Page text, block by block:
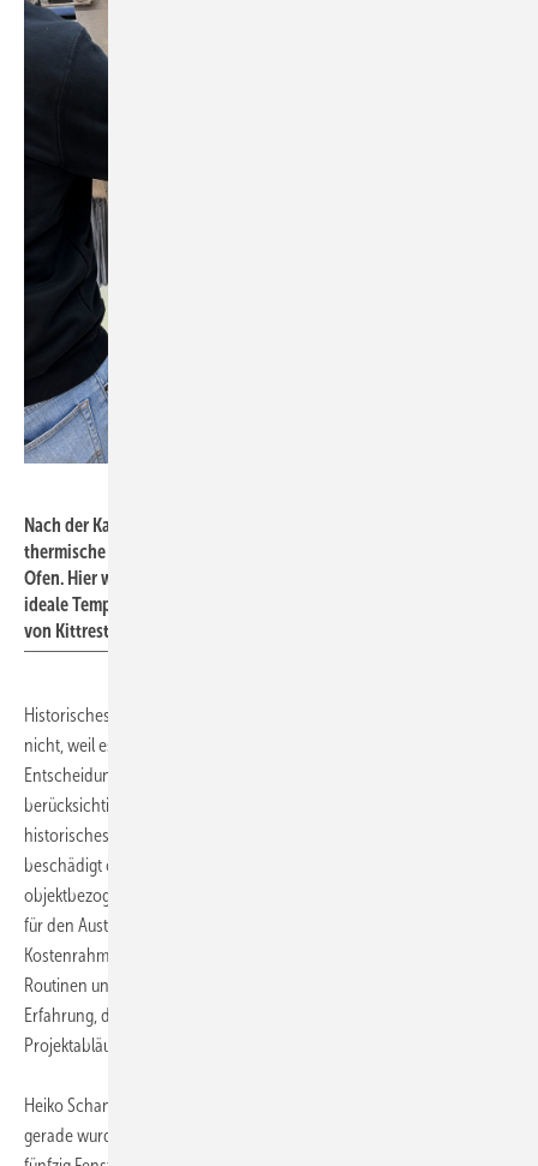
Nach der Kartierung der Scheiben und Fenster erfolgt die
thermische Vorbehandlung der historischen Fensterprofile im
Ofen. Hier werden sie in einem sanften Temperaturanstieg auf die
ideale Temperatur gebracht, sodass das Ausglasen und Entfernen
von Kittresten dann per Hand erfolgen kann.
Historisches Fensterglas wird in der Restaurierung häufig ersetzt –
nicht, weil es unbrauchbar wäre, sondern weil es im Planungs- und
Entscheidungsprozess bislang kaum für den Wiedereinsatz
berücksichtigt wird. Ein Grund ist die verbreitete pauschale Annahme,
historisches Glas sei grundsätzlich zu fragil, wahrscheinlich
beschädigt oder technisch nicht integrierbar – häufig ohne
objektbezogene Prüfung des vorhandenen Materials. Und während
für den Austausch von Verglasungen klare Abläufe, Normen und
Kostenrahmen existieren, bewegt sich Re-Use außerhalb etablierter
Routinen und erfordert Abstimmungen, fachliche Bewertung und
Erfahrung, da sie kein fester Bestandteil standardisierter
Projektabläufe ist.
Heiko Schanze, Geschäftsführer von Sollingglas, zeigt, dass es geht –
gerade wurden die ersten Scheiben ausgeglast, insgesamt sollen rund